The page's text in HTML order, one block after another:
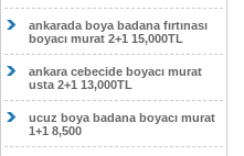
ankarada boya badana fırtınası
boyacı murat 2+1 15,000TL
ankara cebecide boyacı murat
usta 2+1 13,000TL
ucuz boya badana boyacı murat
1+1 8,500